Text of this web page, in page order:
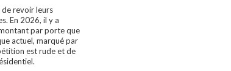
revoir leurs
En 2026, il y a
par porte que
actuel, marqué par
est rude et de